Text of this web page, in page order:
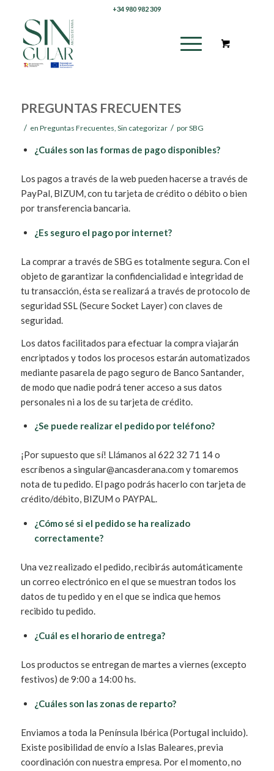
+34 980 982 309
PREGUNTAS FRECUENTES
/ en Preguntas Frecuentes, Sin categorizar / porSBG
¿Cuáles son las formas de pago disponibles?
Los pagos a través de la web pueden hacerse a través de
PayPal, BIZUM, con tu tarjeta de crédito o débito o bien
por transferencia bancaria.
¿Es seguro el pago por internet?
La comprar a través de SBG es totalmente segura. Con el
objeto de garantizar la confidencialidad e integridad de
tu transacción, ésta se realizará a través de protocolo de
seguridad SSL (Secure Socket Layer) con claves de
seguridad.
Los datos facilitados para efectuar la compra viajarán
encriptados y todos los procesos estarán automatizados
mediante pasarela de pago seguro de Banco Santander,
de modo que nadie podrá tener acceso a sus datos
personales ni a los de su tarjeta de crédito.
¿Se puede realizar el pedido por teléfono?
¡Por supuesto que sí! Llámanos al 622 32 71 14 o
escríbenos a singular@ancasderana.com y tomaremos
nota de tu pedido. El pago podrás hacerlo con tarjeta de
crédito/débito, BIZUM o PAYPAL.
¿Cómo sé si el pedido se ha realizado
correctamente?
Una vez realizado el pedido, recibirás automáticamente
un correo electrónico en el que se muestran todos los
datos de tu pedido y en el que se indica que hemos
recibido tu pedido.
¿Cuál es el horario de entrega?
Los productos se entregan de martes a viernes (excepto
festivos) de 9:00 a 14:00 hs.
¿Cuáles son las zonas de reparto?
Enviamos a toda la Península Ibérica (Portugal incluido).
Existe posibilidad de envío a Islas Baleares, previa
coordinación con nuestra empresa. Por el momento, no